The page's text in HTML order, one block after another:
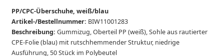
PP/CPC-Überschuhe, weiß/blau
Artikel-/Bestellnummer: BIW11001283
Beschreibung: Gummizug, Oberteil PP (weiß), Sohle aus rautierter
CPE-Folie (blau) mit rutschhemmender Struktur, niedrige
Ausführung, 50 Stück im Polybeutel